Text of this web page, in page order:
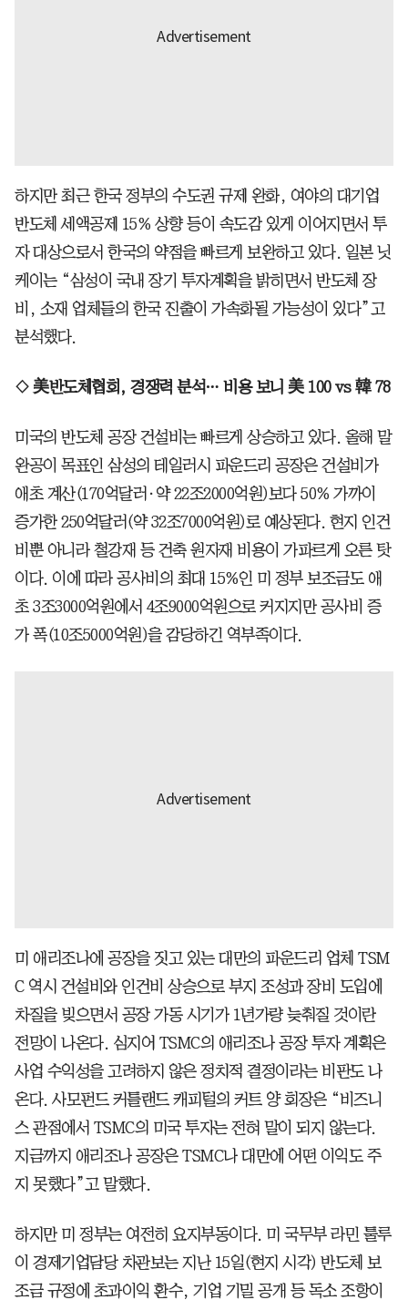
하지만 최근 한국 정부의 수도권 규제 완화, 여야의 대기업
반도체 세액공제 15% 상향 등이 속도감 있게 이어지면서 투
자 대상으로서 한국의 약점을 빠르게 보완하고 있다. 일본 닛
케이는 “삼성이 국내 장기 투자계획을 밝히면서 반도체 장
비, 소재 업체들의 한국 진출이 가속화될 가능성이 있다”고
분석했다.
◇ 美반도체협회, 경쟁력 분석… 비용 보니 美 100 vs 韓 78
미국의 반도체 공장 건설비는 빠르게 상승하고 있다. 올해 말
완공이 목표인 삼성의 테일러시 파운드리 공장은 건설비가
애초 계산(170억달러·약 22조2000억원)보다 50% 가까이
증가한 250억달러(약 32조7000억원)로 예상된다. 현지 인건
비뿐 아니라 철강재 등 건축 원자재 비용이 가파르게 오른 탓
이다. 이에 따라 공사비의 최대 15%인 미 정부 보조금도 애
초 3조3000억원에서 4조9000억원으로 커지지만 공사비 증
가 폭(10조5000억원)을 감당하긴 역부족이다.
미 애리조나에 공장을 짓고 있는 대만의 파운드리 업체 TSM
C 역시 건설비와 인건비 상승으로 부지 조성과 장비 도입에
차질을 빚으면서 공장 가동 시기가 1년가량 늦춰질 것이란
전망이 나온다. 심지어 TSMC의 애리조나 공장 투자 계획은
사업 수익성을 고려하지 않은 정치적 결정이라는 비판도 나
온다. 사모펀드 커틀랜드 캐피털의 커트 양 회장은 “비즈니
스 관점에서 TSMC의 미국 투자는 전혀 말이 되지 않는다.
지금까지 애리조나 공장은 TSMC나 대만에 어떤 이익도 주
지 못했다”고 말했다.
하지만 미 정부는 여전히 요지부동이다. 미 국무부 라민 툴루
이 경제기업담당 차관보는 지난 15일(현지 시각) 반도체 보
조금 규정에 초과이익 환수, 기업 기밀 공개 등 독소 조항이